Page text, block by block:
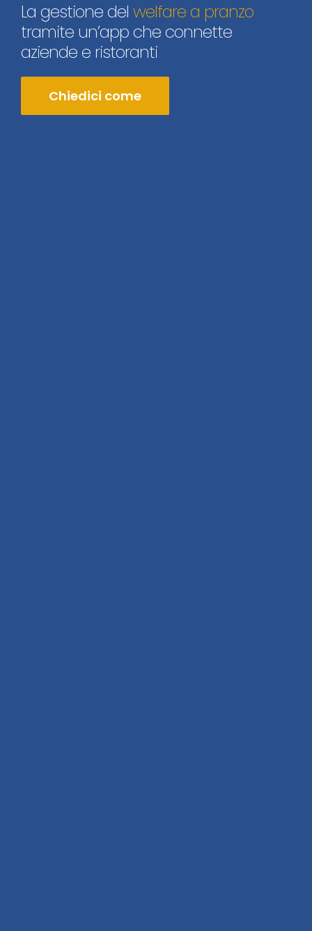
La gestione del welfare a pranzo
tramite un’app che connette
aziende e ristoranti
Chiedici come